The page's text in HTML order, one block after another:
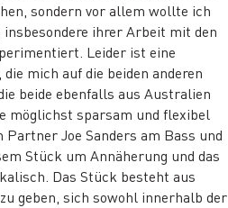
sondern vor allem wollte ich
ihrer Arbeit mit den
Leider ist eine
mich auf die beiden anderen
beide ebenfalls aus Australien
möglichst sparsam und flexibel
Joe Sanders am Bass und
Stück um Annäherung und das
Das Stück besteht aus
geben, sich sowohl innerhalb der